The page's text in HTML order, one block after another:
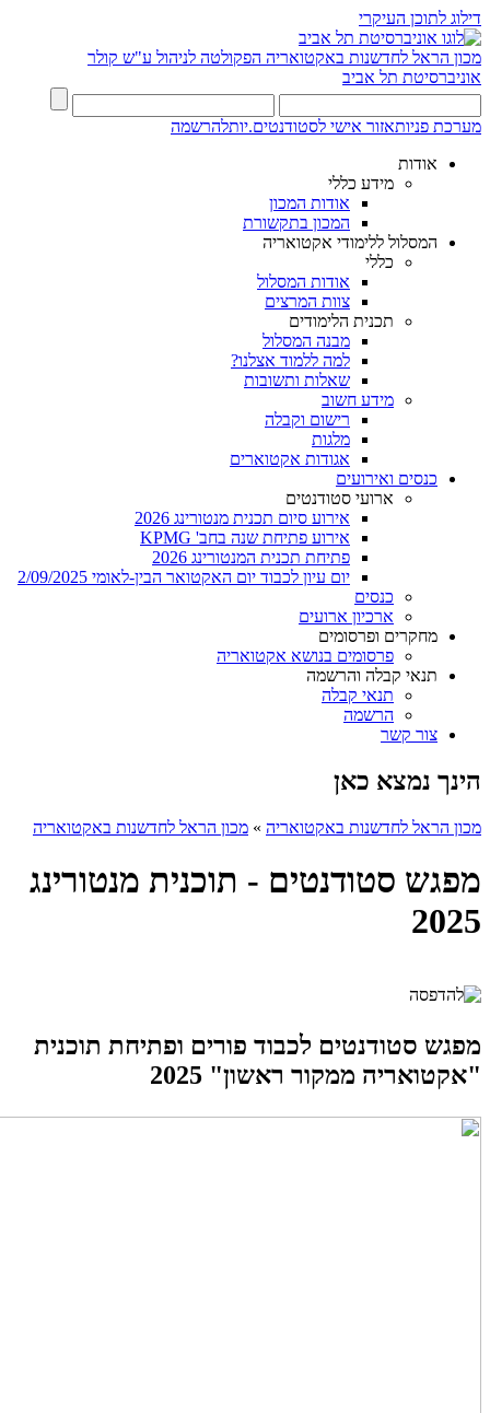
דילוג לתוכן העיקרי
מכון הראל לחדשנות באקטואריה הפקולטה לניהול ע"ש קולר
אוניברסיטת תל אביב
מערכת פניותאזור אישי לסטודנטים.יותלהרשמה
אודות
מידע כללי
אודות המכון
המכון בתקשורת
המסלול ללימודי אקטואריה
כללי
אודות המסלול
צוות המרצים
תכנית הלימודים
מבנה המסלול
למה ללמוד אצלנו?
שאלות ותשובות
מידע חשוב
רישום וקבלה
מלגות
אגודות אקטוארים
כנסים ואירועים
ארועי סטודנטים
אירוע סיום תכנית מנטורינג 2026
אירוע פתיחת שנה בחב' KPMG
פתיחת תכנית המנטורינג 2026
יום עיון לכבוד יום האקטואר הבין-לאומי 2/09/2025
כנסים
ארכיון ארועים
מחקרים ופרסומים
פרסומים בנושא אקטואריה
תנאי קבלה והרשמה
תנאי קבלה
הרשמה
צור קשר
הינך נמצא כאן
מכון הראל לחדשנות באקטואריה » מכון הראל לחדשנות באקטואריה
מפגש סטודנטים - תוכנית מנטורינג
2025
מפגש סטודנטים לכבוד פורים ופתיחת תוכנית
"אקטואריה ממקור ראשון" 2025